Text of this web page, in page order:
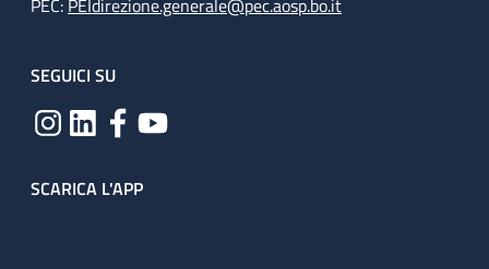
SEGUICI SU
SCARICA L'APP